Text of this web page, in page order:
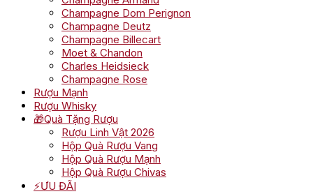
Champagne Dom Perignon
Champagne Deutz
Champagne Billecart
Moet & Chandon
Charles Heidsieck
Champagne Rose
Rượu Mạnh
Rượu Whisky
🎁Quà Tặng Rượu
Rượu Linh Vật 2026
Hộp Quà Rượu Vang
Hộp Quà Rượu Mạnh
Hộp Quà Rượu Chivas
⚡ƯU ĐÃI